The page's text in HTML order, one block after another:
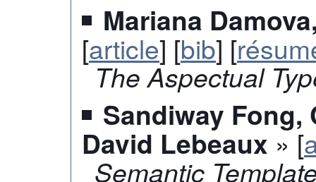
Mariana
[article] [bib] [
The Aspectual
Sandiway Fong,
David Lebeaux » [
Semantic